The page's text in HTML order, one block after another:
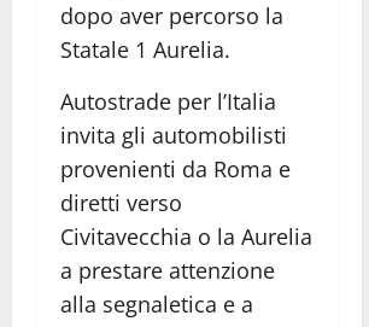
dopo aver percorso la
Statale 1 Aurelia.
Autostrade per l’Italia
invita gli automobilisti
provenienti da Roma e
diretti verso
Civitavecchia o la Aurelia
a prestare attenzione
alla segnaletica e a